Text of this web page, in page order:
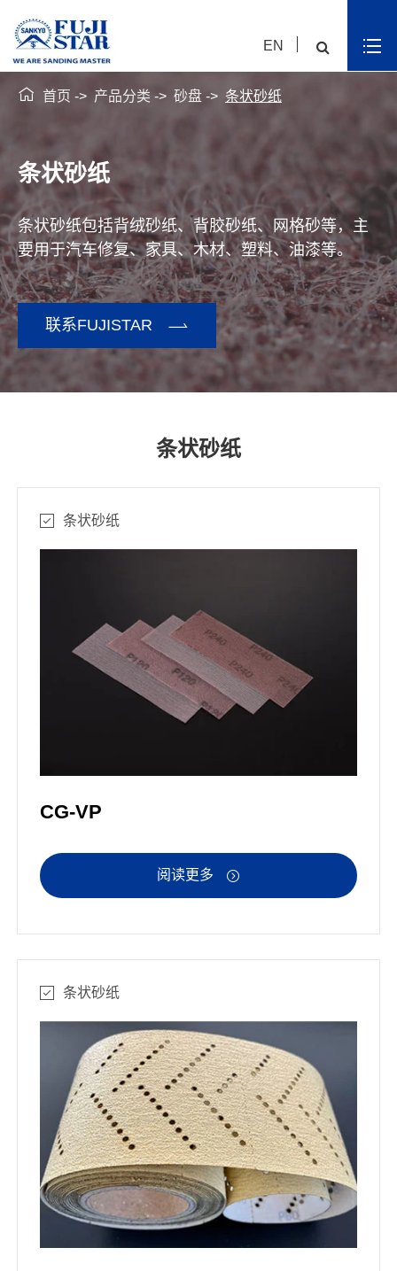
EN
条状砂纸
条状砂纸包括背绒砂纸、背胶砂纸、网格砂等，主
要用于汽车修复、家具、木材、塑料、油漆等。
联系FUJISTAR 
 首页 产品分类 砂盘 条状砂纸
条状砂纸
条状砂纸
CG-VP
阅读更多 
条状砂纸